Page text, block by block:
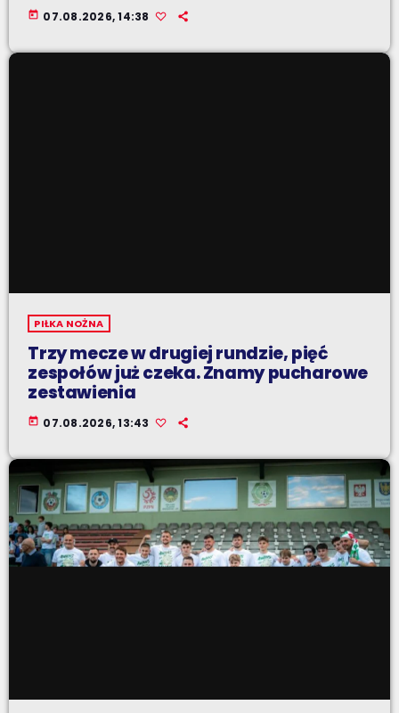
today 07.08.2026, 14:38
PIŁKA NOŻNA
Trzy mecze w drugiej rundzie, pięć
zespołów już czeka. Znamy pucharowe
zestawienia
today 07.08.2026, 13:43